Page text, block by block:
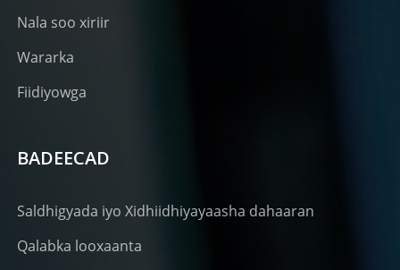
Nala soo xiriir
Wararka
Fiidiyowga
BADEECAD
Saldhigyada iyo Xidhiidhiyayaasha dahaaran
Qalabka looxaanta